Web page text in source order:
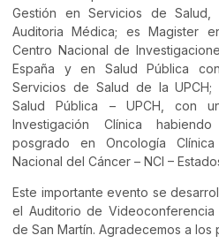
Gestión en Servicios de Salud,
Auditoria Médica; es Magister
Centro Nacional de
España y en Salud Pública
Servicios de Salud de la
Salud Pública – UPCH, con
Investigación Clínica
posgrado en Oncología
Nacional del Cáncer – NCI –
Este importante evento se
el Auditorio de
de San Martín. Agradecemos a los